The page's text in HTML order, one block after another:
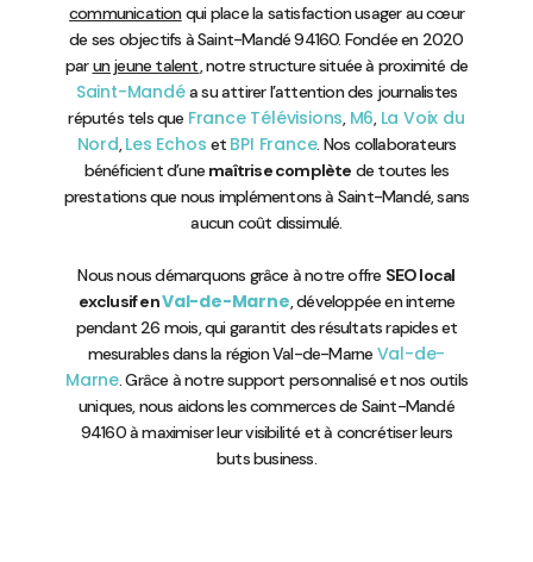
communicationqui place la satisfaction usager au cœur
de ses objectifs à Saint-Mandé 94160. Fondée en 2020
parun jeune talent, notre structure située à proximité de
Saint-Mandéa su attirer l’attention des journalistes
réputés tels que France Télévisions, M6, La Voix du
Nord,Les Echos et BPI France. Nos collaborateurs
bénéficient d’une maîtrise complète de toutes les
prestations que nous implémentons à Saint-Mandé, sans
aucun coût dissimulé.
Nous nous démarquons grâce à notre offre SEO local
exclusif enVal-de-Marne, développée en interne
pendant 26 mois, qui garantit des résultats rapides et
mesurables dans la région Val-de-Marne Val-de-
Marne. Grâce à notre support personnalisé et nos outils
uniques, nous aidons les commerces de Saint-Mandé
94160 à maximiser leur visibilité et à concrétiser leurs
buts business.